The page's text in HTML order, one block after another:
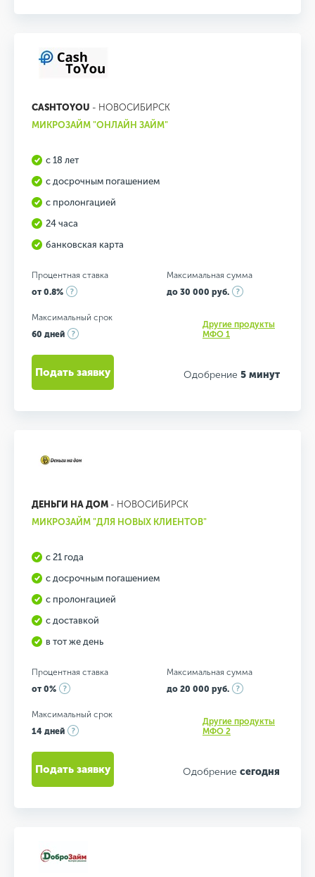
CASHTOYOU - НОВОСИБИРСК
МИКРОЗАЙМ "ОНЛАЙН ЗАЙМ"
с 18 лет
с досрочным погашением
с пролонгацией
24 часа
банковская карта
Процентная ставка
от 0.8%
Максимальная сумма
до 30 000 руб.
Максимальный срок
60 дней
Другие продукты
МФО 1
Одобрение 5 минут
Подать заявку
ДЕНЬГИ НА ДОМ - НОВОСИБИРСК
МИКРОЗАЙМ "ДЛЯ НОВЫХ КЛИЕНТОВ"
с 21 года
с досрочным погашением
с пролонгацией
с доставкой
в тот же день
Процентная ставка
от 0%
Максимальная сумма
до 20 000 руб.
Максимальный срок
14 дней
Другие продукты
МФО 2
Одобрение сегодня
Подать заявку